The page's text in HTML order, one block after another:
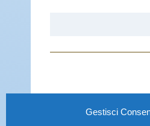
Gestisci